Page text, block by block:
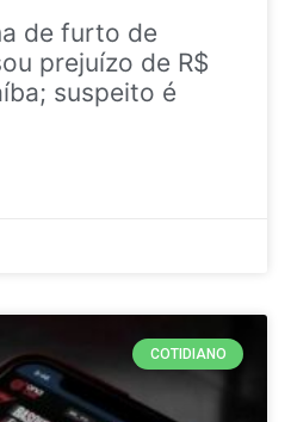
de furto de
prejuízo de R$
suspeito é
COTIDIANO